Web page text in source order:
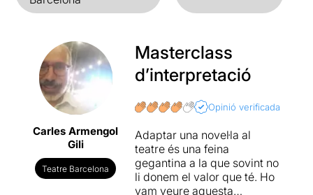
Carles Armengol
Gili
Teatre Barcelona
Masterclass
d’interpretació
Opinió verificada
Adaptar una novel·la al
teatre és una feina
gegantina a la que sovint no
li donem el valor que té. Ho
vam veure aquesta